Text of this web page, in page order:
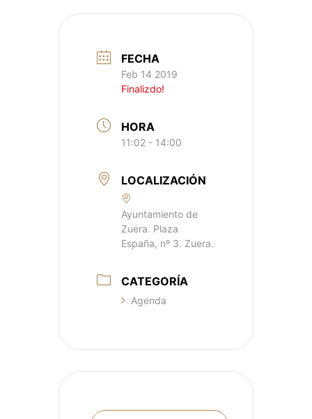
FECHA
Feb 14 2019
Finalizdo!
HORA
11:02 - 14:00
LOCALIZACIÓN
Ayuntamiento de
Zuera. Plaza
España, nº 3. Zuera.
CATEGORÍA
Agenda